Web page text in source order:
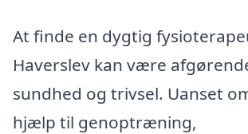
At finde en dygtig
Haverslev kan være
sundhed og trivsel. Uanset
hjælp til genoptræning,